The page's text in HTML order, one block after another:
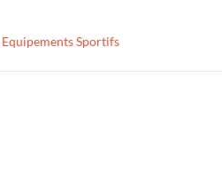
Equipements Sportifs